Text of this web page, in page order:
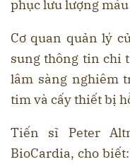
phục lưu lượng
Cơ quan quản lý
sung thông tin chi
lâm sàng nghiêm
tim và cấy thiết bị
Tiến sĩ Peter
BioCardia, cho